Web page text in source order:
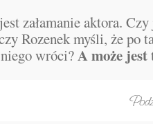
załamanie aktora.
Rozenek myśli, że po
wróci?A może